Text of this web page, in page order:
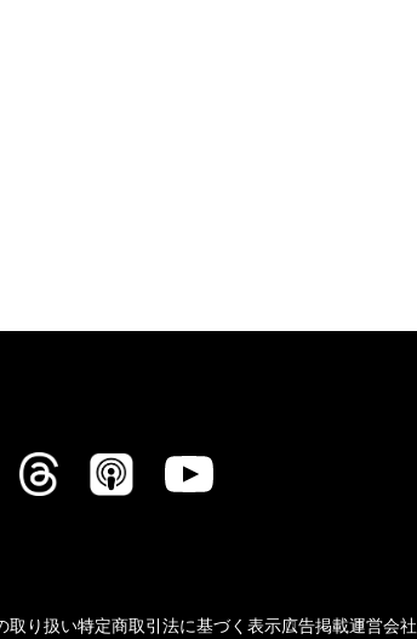
取り扱い特定商取引法に基づく表示広告掲載運営会社